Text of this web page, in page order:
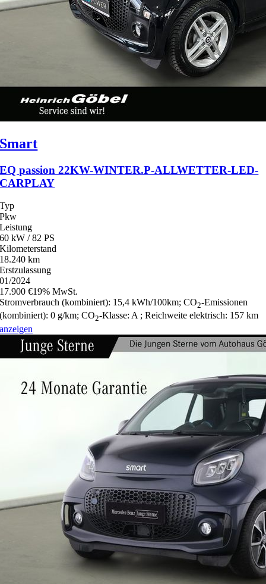
Smart
EQ passion 22KW-WINTER.P-ALLWETTER-LED-
CARPLAY
Typ
Pkw
Leistung
60 kW / 82 PS
Kilometerstand
18.240 km
Erstzulassung
01/2024
17.900 €19% MwSt.
Stromverbrauch (kombiniert): 15,4 kWh/100km;CO2-Emissionen
(kombiniert):0 g/km;CO2-Klasse:A ;Reichweite elektrisch: 157 km
anzeigen